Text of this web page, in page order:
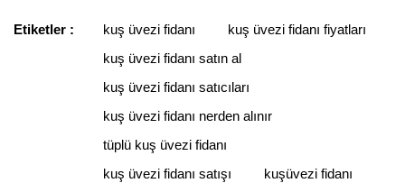
Etiketler : kuş üvezi fidanı
kuş üvezi fidanı fiyatları
kuş üvezi fidanı satın al
kuş üvezi fidanı satıcıları
kuş üvezi fidanı nerden alınır
tüplü kuş üvezi fidanı
kuş üvezi fidanı satışı
kuşüvezi fidanı